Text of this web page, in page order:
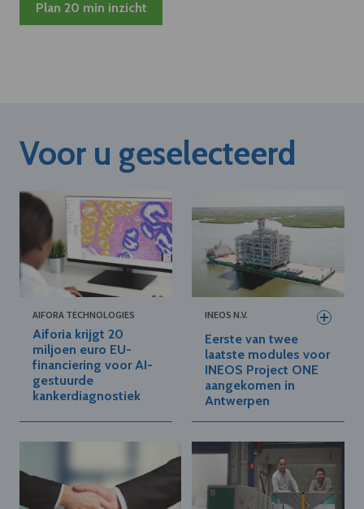
Plan 20 min inzicht
Voor u geselecteerd
AIFORA TECHNOLOGIES
Aiforia krijgt 20
miljoen euro EU-
financiering voor AI-
gestuurde
kankerdiagnostiek
INEOS N.V.
Eerste van twee
laatste modules voor
INEOS Project ONE
aangekomen in
Antwerpen